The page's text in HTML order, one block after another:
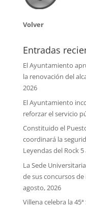
Volver
Entradas
El Ayuntamiento
la renovación del
2026
El Ayuntamiento
reforzar el servicio
Constituido el
coordinará la
Leyendas del Rock 5
La Sede
de sus concursos
agosto, 2026
Villena celebra la